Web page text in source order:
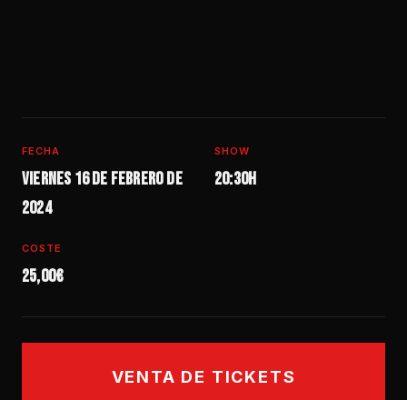
FECHA
Viernes 16 de febrero de
2024
SHOW
20:30h
COSTE
25,00€
VENTA DE TICKETS